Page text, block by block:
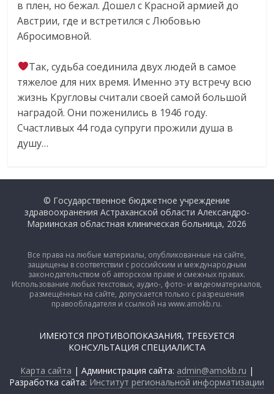
в плен, но бежал. Дошел с Красной армией до
Австрии, где и встретился с Любовью
Абросимовной.
Так, судьба соединила двух людей в самое
тяжелое для них время. Именно эту встречу всю
жизнь Кругловы считали своей самой большой
наградой. Они поженились в 1946 году.
Счастливых 44 года супруги прожили душа в
душу…
© Государственное бюджетное учреждение
здравоохранения Астраханской области Александро-
Мариинская областная клиническая больница, 2026
Все права на любые материалы, опубликованные на сайте,
защищены в соответствии с российским и международным
законодательством об авторском праве и смежных правах.
Использование любых текстовых, аудио-, фото- и видеоматериалов,
размещённых на сайте, допускается только с разрешения
правообладателя и ссылкой на www.amokb.ru.
ИМЕЮТСЯ ПРОТИВОПОКАЗАНИЯ, ТРЕБУЕТСЯ
КОНСУЛЬТАЦИЯ СПЕЦИАЛИСТА
Карта сайта | Администрация сайта: admin@amokb.ru |
Разработка сайта: Институт региональной информатизации